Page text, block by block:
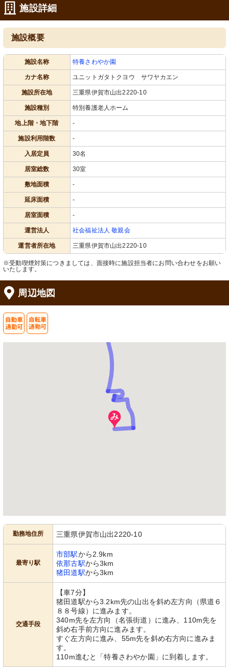
施設詳細
施設概要
施設名称 特養さわやか園
カナ名称 ユニットガタトクヨウ サワヤカエン
施設所在地 三重県伊賀市山出2220-10
施設種別 特別養護老人ホーム
地上階・地下階 -
施設利用階数 -
入居定員 30名
居室総数 30室
敷地面積 -
延床面積 -
居室面積 -
運営法人 社会福祉法人 敬親会
運営者所在地 三重県伊賀市山出2220-10
※受動喫煙対策につきましては、面接時に施設担当者にお問い合わせをお願い
いたします。
周辺地図
勤務地住所 三重県伊賀市山出2220-10
最寄り駅
市部駅から2.9km
依那古駅から3km
猪田道駅から3km
交通手段
【車7分】
猪田道駅から3.2km先の山出を斜め左方向（県道６
８８号線）に進みます。
340m先を左方向（名張街道）に進み、110m先を
斜め右手前方向に進みます。
すぐ左方向に進み、55m先を斜め右方向に進みま
す。
110m進むと「特養さわやか園」に到着します。